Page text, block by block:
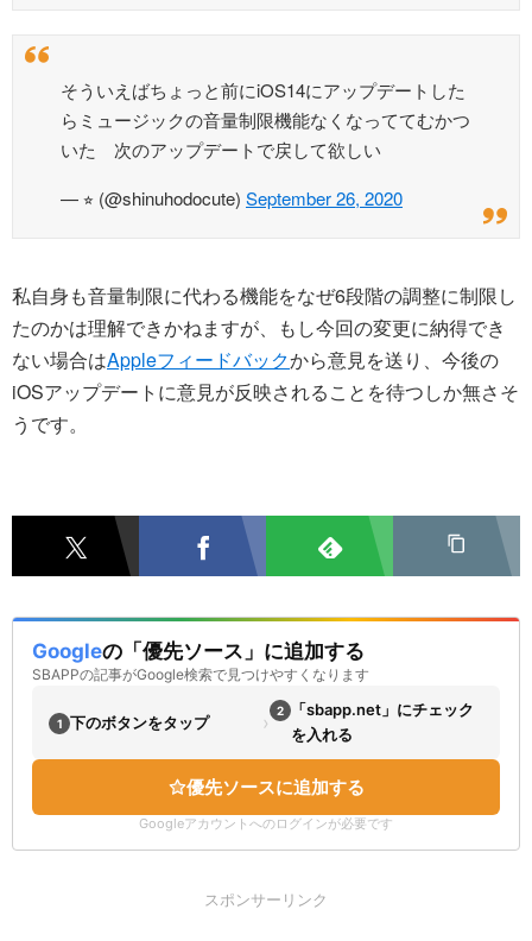
そういえばちょっと前にiOS14にアップデートした
らミュージックの音量制限機能なくなっててむかつ
いた 次のアップデートで戻して欲しい
— ⭐︎ (@shinuhodocute) September 26, 2020
私自身も音量制限に代わる機能をなぜ6段階の調整に制限し
たのかは理解できかねますが、もし今回の変更に納得でき
ない場合はAppleフィードバックから意見を送り、今後の
iOSアップデートに意見が反映されることを待つしか無さそ
うです。
Googleの「優先ソース」に追加する
SBAPPの記事がGoogle検索で見つけやすくなります
1 下のボタンをタップ › 2
「sbapp.net」にチェック
を入れる
優先ソースに追加する
Googleアカウントへのログインが必要です
スポンサーリンク